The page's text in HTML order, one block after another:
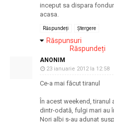
inceput sa dispara
acasa.
Răspundeți Ștergere
Răspunsuri
Răspundeți
ANONIM
23 ianuarie 2012 la 12:58
Ce-a mai făcut tiranul
În acest weekend, tiranul
dintr-odată, fulgi mari au
Nori albi s-au adunat